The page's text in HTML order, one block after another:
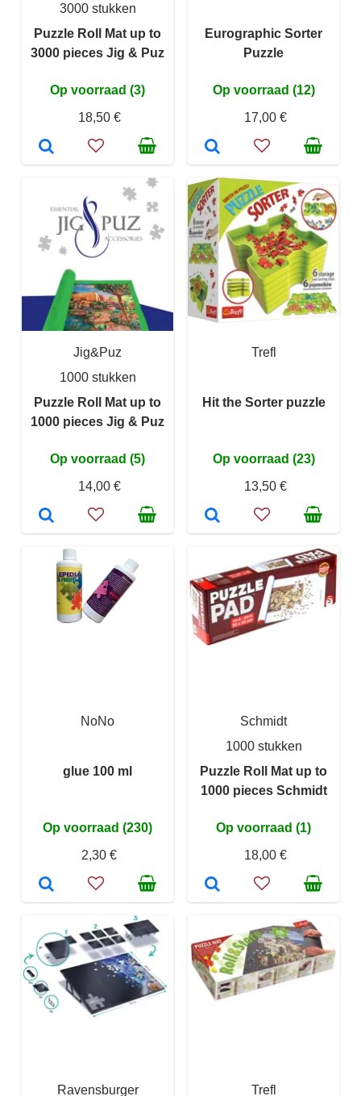
3000 stukken
Puzzle Roll Mat up to
3000 pieces Jig & Puz
Op voorraad (3)
18,50 €
Eurographic Sorter
Puzzle
Op voorraad (12)
17,00 €
Jig&Puz
1000 stukken
Puzzle Roll Mat up to
1000 pieces Jig & Puz
Op voorraad (5)
14,00 €
Trefl
Hit the Sorter puzzle
Op voorraad (23)
13,50 €
NoNo
glue 100 ml
Op voorraad (230)
2,30 €
Schmidt
1000 stukken
Puzzle Roll Mat up to
1000 pieces Schmidt
Op voorraad (1)
18,00 €
Ravensburger Trefl